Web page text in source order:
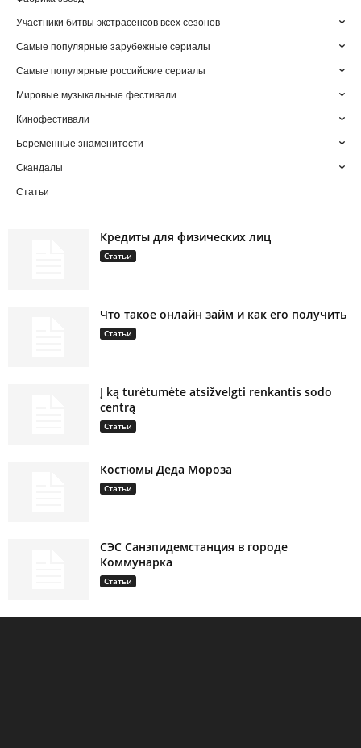
Участники битвы экстрасенсов всех сезонов
Самые популярные зарубежные сериалы
Самые популярные российские сериалы
Мировые музыкальные фестивали
Кинофестивали
Беременные знаменитости
Скандалы
Статьи
Кредиты для физических лиц
Статьи
Что такое онлайн займ и как его получить
Статьи
Į ką turėtumėte atsižvelgti renkantis sodo
centrą
Статьи
Костюмы Деда Мороза
Статьи
СЭС Санэпидемстанция в городе
Коммунарка
Статьи